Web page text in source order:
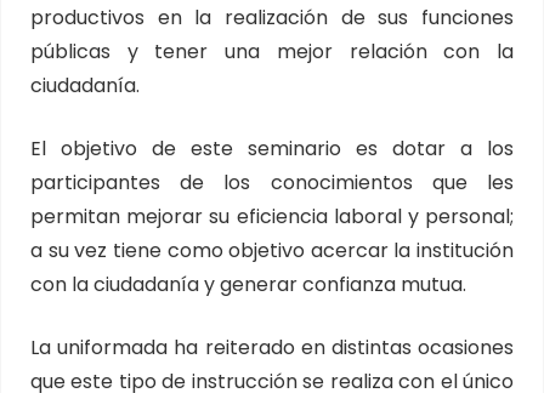
productivos en la realización de sus funciones
públicas y tener una mejor relación con la
ciudadanía.
El objetivo de este seminario es dotar a los
participantes de los conocimientos que les
permitan mejorar su eficiencia laboral y personal;
a su vez tiene como objetivo acercar la institución
con la ciudadanía y generar confianza mutua.
La uniformada ha reiterado en distintas ocasiones
que este tipo de instrucción se realiza con el único